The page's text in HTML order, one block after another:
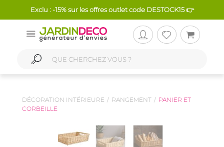
Exclu : -15% sur les offres outlet code DESTOCK15 👉
DÉCORATION INTÉRIEURE RANGEMENT
PANIER ET
CORBEILLE